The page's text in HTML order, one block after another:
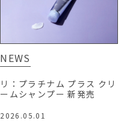
NEWS
リ：プラチナム プラス クリ
ームシャンプー 新発売
2026.05.01